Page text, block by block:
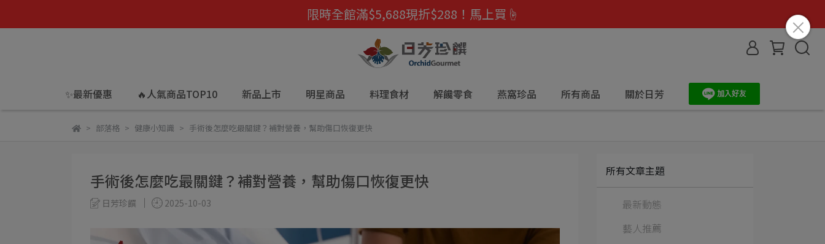
限時全館滿$5,688現折$288！馬上買☝️
✨最新優惠 🔥人氣商品TOP10 新品上市 明星商品 料理食材 解饞零食 燕窩珍品 所有商品 關於日芳
部落格 健康小知識 手術後怎麼吃最關鍵？補對營養，幫助傷口恢復更快
手術後怎麼吃最關鍵？補對營養，幫助傷口恢復更快
日芳珍饌 2025-10-03
所有文章主題
最新動態
藝人推薦